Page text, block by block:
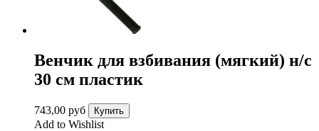
Венчик для взбивания (мягкий) н/с
30 см пластик
743,00 руб Купить
Add to Wishlist